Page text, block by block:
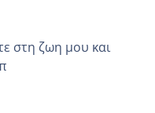
στη ζωη μου και